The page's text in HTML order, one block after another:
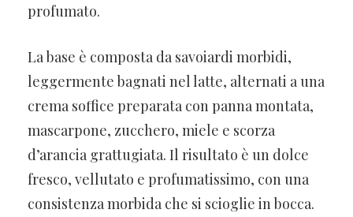
profumato.
La base è composta da savoiardi morbidi,
leggermente bagnati nel latte, alternati a una
crema soffice preparata con panna montata,
mascarpone, zucchero, miele e scorza
d’arancia grattugiata. Il risultato è un dolce
fresco, vellutato e profumatissimo, con una
consistenza morbida che si scioglie in bocca.